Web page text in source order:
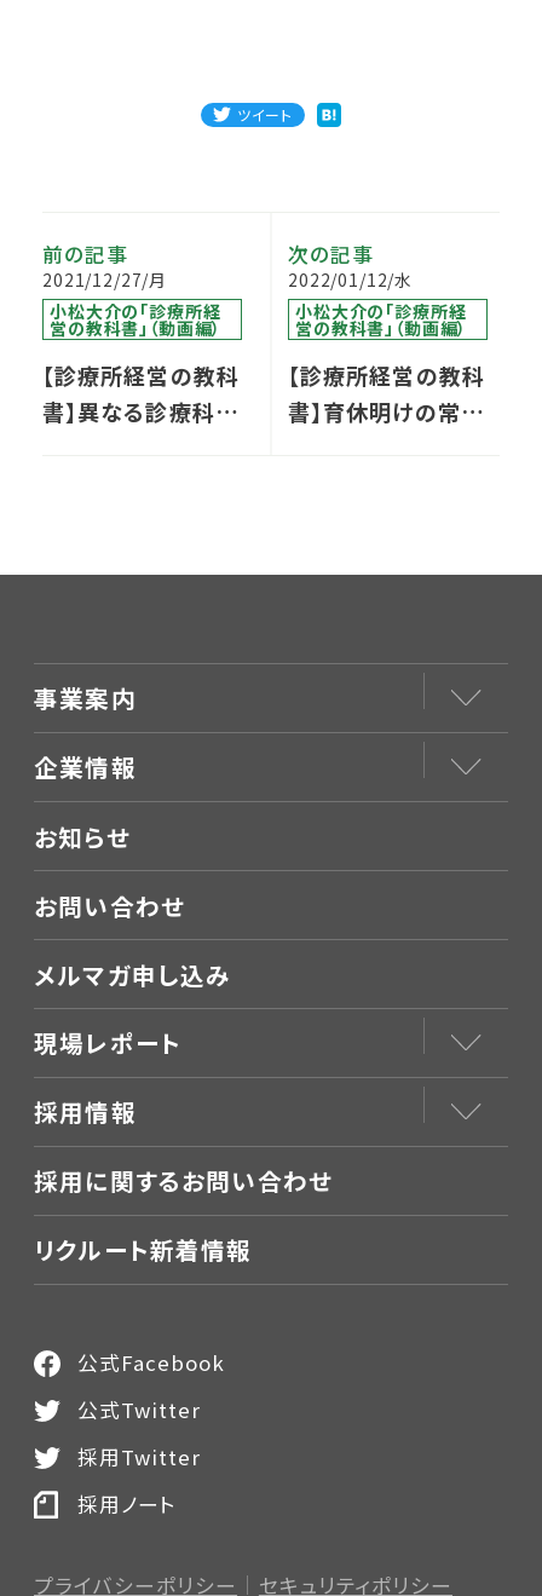
ツイート
前の記事
2021/12/27/月
小松大介の「診療所経
営の教科書」（動画編）
【診療所経営の教科
書】異なる診療科を
次の記事
2022/01/12/水
小松大介の「診療所経
営の教科書」（動画編）
【診療所経営の教科
書】育休明けの常勤
事業案内
企業情報
お知らせ
お問い合わせ
メルマガ申し込み
現場レポート
採用情報
採用に関するお問い合わせ
リクルート新着情報
プライバシーポリシー セキュリティポリシー
公式Facebook
公式Twitter
採用Twitter
採用ノート